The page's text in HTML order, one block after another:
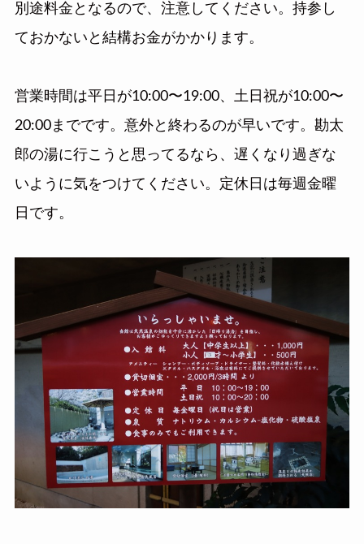
別途料金となるので、注意してください。持参し
ておかないと結構お金がかかります。
営業時間は平日が10:00〜19:00、土日祝が10:00〜
20:00までです。意外と終わるのが早いです。勘太
郎の湯に行こうと思ってるなら、遅くなり過ぎな
いように気をつけてください。定休日は毎週金曜
日です。